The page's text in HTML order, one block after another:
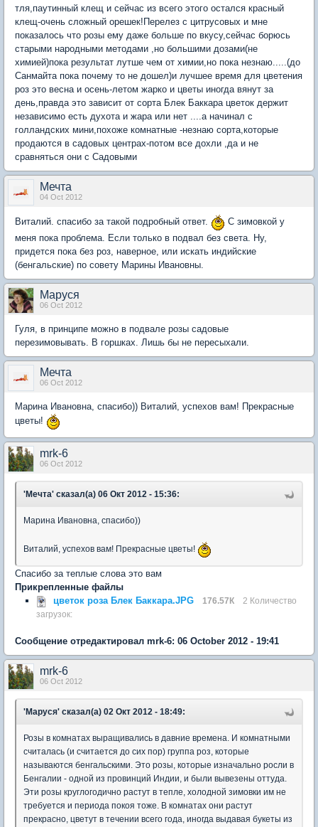
тля,паутинный клещ и сейчас из всего этого остался красный
клещ-очень сложный орешек!Перелез с цитрусовых и мне
показалось что розы ему даже больше по вкусу,сейчас борюсь
старыми народными методами ,но большими дозами(не
химией)пока результат лутше чем от химии,но пока незнаю.....(до
Санмайта пока почему то не дошел)и лучшее время для цветения
роз это весна и осень-летом жарко и цветы иногда вянут за
день,правда это зависит от сорта Блек Баккара цветок держит
независимо есть духота и жара или нет ....а начинал с
голландских мини,похоже комнатные -незнаю сорта,которые
продаются в садовых центрах-потом все дохли ,да и не
сравняться они с Садовыми
Мечта
04 Oct 2012
Виталий. спасибо за такой подробный ответ.
С зимовкой у
меня пока проблема. Если только в подвал без света. Ну,
придется пока без роз, наверное, или искать индийские
(бенгальские) по совету Марины Ивановны.
Маруся
06 Oct 2012
Гуля, в принципе можно в подвале розы садовые
перезимовывать. В горшках. Лишь бы не пересыхали.
Мечта
06 Oct 2012
Марина Ивановна, спасибо)) Виталий, успехов вам! Прекрасные
цветы!
mrk-6
06 Oct 2012
'Мечта' сказал(а) 06 Окт 2012 - 15:36:
Марина Ивановна, спасибо))
Виталий, успехов вам! Прекрасные цветы!
Спасибо за теплые слова это вам
Прикрепленные файлы
цветок роза Блек Баккара.JPG
176.57К
2 Количество
загрузок:
Сообщение отредактировал mrk-6: 06 October 2012 - 19:41
mrk-6
06 Oct 2012
'Маруся' сказал(а) 02 Окт 2012 - 18:49:
Розы в комнатах выращивались в давние времена. И комнатными
считалась (и считается до сих пор) группа роз, которые
называются бенгальскими. Это розы, которые изначально росли в
Бенгалии - одной из провинций Индии, и были вывезены оттуда.
Эти розы круглогодично растут в тепле, холодной зимовки им не
требуется и периода покоя тоже. В комнатах они растут
прекрасно, цветут в течении всего года, иногда выдавая букеты из